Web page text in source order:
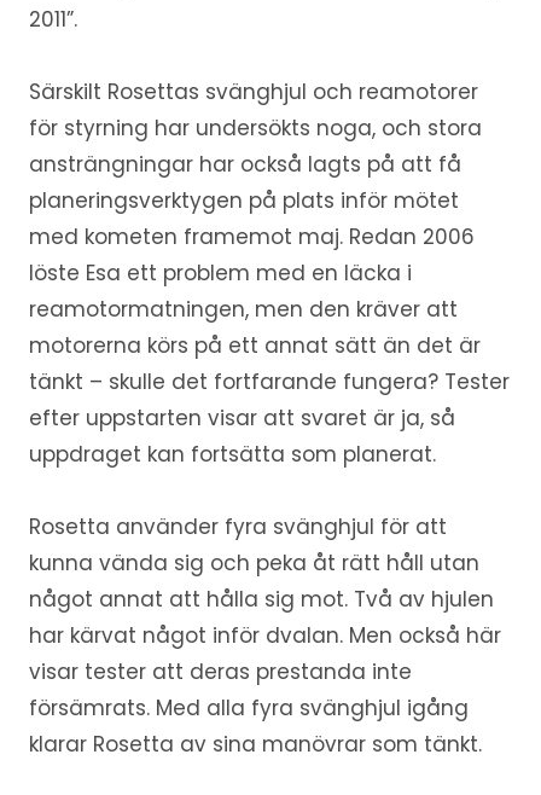
2011”.
Särskilt Rosettas svänghjul och reamotorer
för styrning har undersökts noga, och stora
ansträngningar har också lagts på att få
planeringsverktygen på plats inför mötet
med kometen framemot maj. Redan 2006
löste Esa ett problem med en läcka i
reamotormatningen, men den kräver att
motorerna körs på ett annat sätt än det är
tänkt – skulle det fortfarande fungera? Tester
efter uppstarten visar att svaret är ja, så
uppdraget kan fortsätta som planerat.
Rosetta använder fyra svänghjul för att
kunna vända sig och peka åt rätt håll utan
något annat att hålla sig mot. Två av hjulen
har kärvat något inför dvalan. Men också här
visar tester att deras prestanda inte
försämrats. Med alla fyra svänghjul igång
klarar Rosetta av sina manövrar som tänkt.